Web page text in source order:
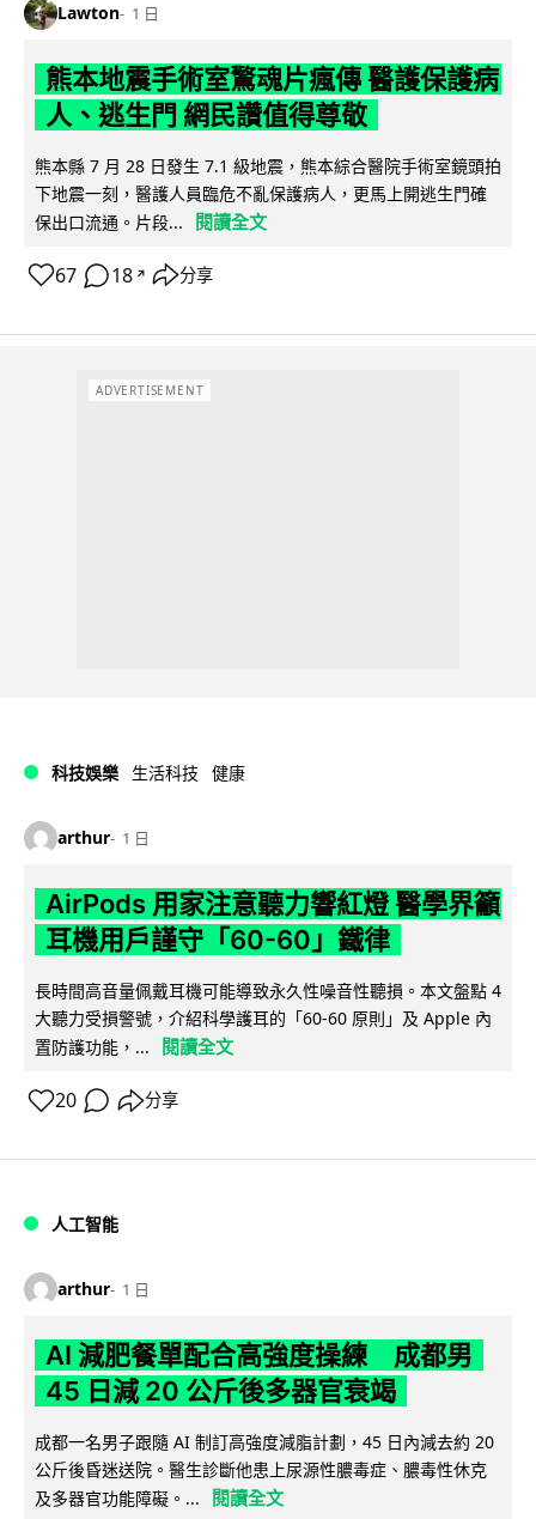
Lawton 1 日
熊本地震手術室驚魂片瘋傳 醫護保護病
人、逃生門 網民讚值得尊敬
熊本縣 7 月 28 日發生 7.1 級地震，熊本綜合醫院手術室鏡頭拍
下地震一刻，醫護人員臨危不亂保護病人，更馬上開逃生門確
保出口流通。片段...
閱讀全文
67 18 ↗ 分享
ADVERTISEMENT
科技娛樂 生活科技 健康
arthur 1 日
AirPods 用家注意聽力響紅燈 醫學界籲
耳機用戶謹守「60-60」鐵律
長時間高音量佩戴耳機可能導致永久性噪音性聽損。本文盤點 4
大聽力受損警號，介紹科學護耳的「60-60 原則」及 Apple 內
置防護功能，...
閱讀全文
20 分享
人工智能
arthur 1 日
AI 減肥餐單配合高強度操練 成都男
45 日減 20 公斤後多器官衰竭
成都一名男子跟隨 AI 制訂高強度減脂計劃，45 日內減去約 20
公斤後昏迷送院。醫生診斷他患上尿源性膿毒症、膿毒性休克
及多器官功能障礙。...
閱讀全文